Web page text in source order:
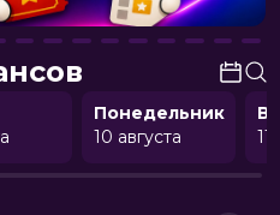
Понедельник
10 августа
11